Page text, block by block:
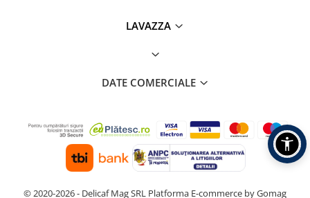
LAVAZZA
DATE COMERCIALE
© 2020-2026 - Delicaf Mag SRL Platforma E-commerce by Gomag